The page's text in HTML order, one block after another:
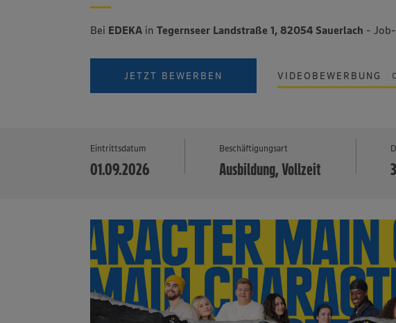
Bei EDEKA inTegernseer Landstraße 1, 82054 Sauerlach -
JETZT BEWERBEN VIDEOBEWERBUNG
Eintrittsdatum
01.09.2026
Beschäftigungsart
Ausbildung, Vollzeit